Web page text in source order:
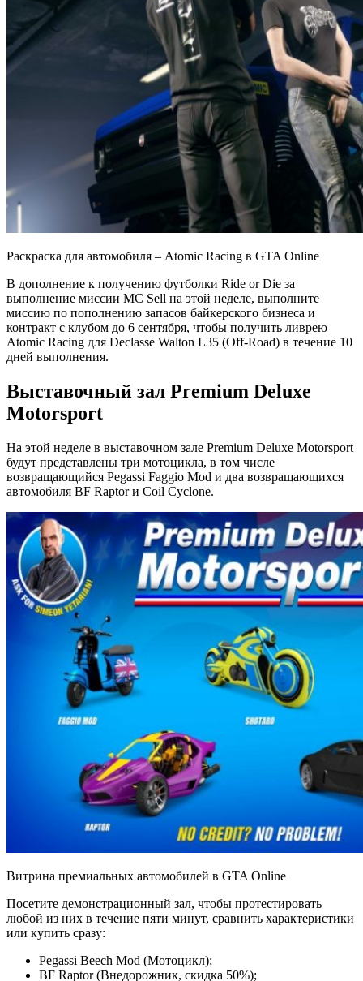
Раскраска для автомобиля – Atomic Racing в GTA Online
В дополнение к получению футболки Ride or Die за
выполнение миссии MC Sell на этой неделе, выполните
миссию по пополнению запасов байкерского бизнеса и
контракт с клубом до 6 сентября, чтобы получить ливрею
Atomic Racing для Declasse Walton L35 (Off-Road) в течение 10
дней выполнения.
Выставочный зал Premium Deluxe
Motorsport
На этой неделе в выставочном зале Premium Deluxe Motorsport
будут представлены три мотоцикла, в том числе
возвращающийся Pegassi Faggio Mod и два возвращающихся
автомобиля BF Raptor и Coil Cyclone.
Витрина премиальных автомобилей в GTA Online
Посетите демонстрационный зал, чтобы протестировать
любой из них в течение пяти минут, сравнить характеристики
или купить сразу:
Pegassi Beech Mod (Мотоцикл);
BF Raptor (Внедорожник, скидка 50%);